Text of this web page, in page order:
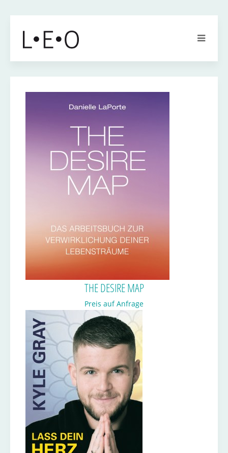
THE DESIRE MAP
Preis auf Anfrage